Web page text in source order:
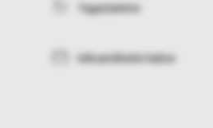
Tagastamine
Isikuandmete kaitse